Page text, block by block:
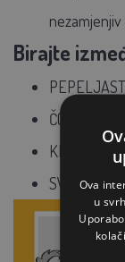
nezamjenjiv
Birajte
ČOKO SMEĐA
KREM BEŽ
SVIJETLO
Ova
u